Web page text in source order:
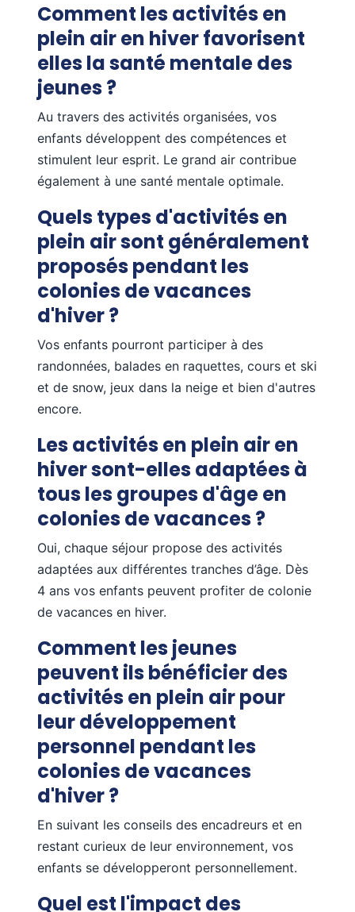
Comment les activités en
plein air en hiver favorisent
elles la santé mentale des
jeunes ?
Au travers des activités organisées, vos
enfants développent des compétences et
stimulent leur esprit. Le grand air contribue
également à une santé mentale optimale.
Quels types d'activités en
plein air sont généralement
proposés pendant les
colonies de vacances
d'hiver ?
Vos enfants pourront participer à des
randonnées, balades en raquettes, cours et ski
et de snow, jeux dans la neige et bien d'autres
encore.
Les activités en plein air en
hiver sont-elles adaptées à
tous les groupes d'âge en
colonies de vacances ?
Oui, chaque séjour propose des activités
adaptées aux différentes tranches d’âge. Dès
4 ans vos enfants peuvent profiter de colonie
de vacances en hiver.
Comment les jeunes
peuvent ils bénéficier des
activités en plein air pour
leur développement
personnel pendant les
colonies de vacances
d'hiver ?
En suivant les conseils des encadreurs et en
restant curieux de leur environnement, vos
enfants se développeront personnellement.
Quel est l'impact des